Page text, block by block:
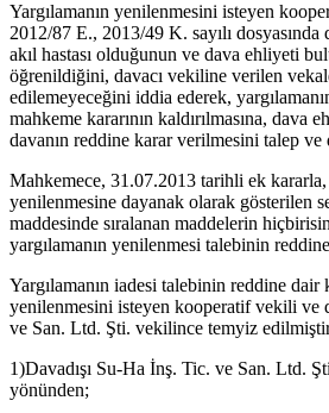
Yargılamanın yenilenmesini isteyen
2012/87 E., 2013/49 K. sayılı dosyasında
akıl hastası olduğunun ve dava ehliyeti
öğrenildiğini, davacı vekiline verilen
edilemeyeceğini iddia ederek,
mahkeme kararının kaldırılmasına, dava
davanın reddine karar verilmesini talep ve
Mahkemece, 31.07.2013 tarihli ek kararla,
yenilenmesine dayanak olarak gösterilen
maddesinde sıralanan maddelerin
yargılamanın yenilenmesi talebinin
Yargılamanın iadesi talebinin reddine dair
yenilenmesini isteyen kooperatif vekili ve
ve San. Ltd. Şti. vekilince temyiz
1)Davadışı Su-Ha İnş. Tic. ve San. Ltd.
yönünden;